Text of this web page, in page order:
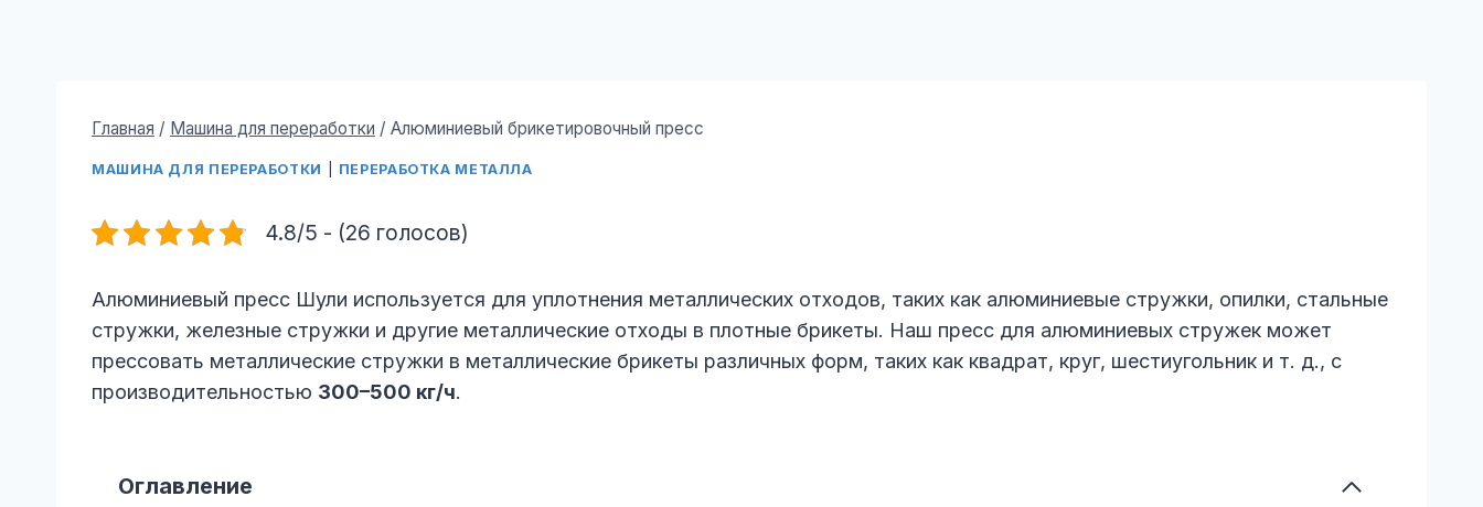
Главная / Машина для переработки / Алюминиевый брикетировочный пресс
МАШИНА ДЛЯ ПЕРЕРАБОТКИ ПЕРЕРАБОТКА МЕТАЛЛА
4.8/5 - (26 голосов)
Алюминиевый пресс Шули используется для уплотнения металлических отходов, таких как алюминиевые стружки, опилки, стальные
стружки, железные стружки и другие металлические отходы в плотные брикеты. Наш пресс для алюминиевых стружек может
прессовать металлические стружки в металлические брикеты различных форм, таких как квадрат, круг, шестиугольник и т. д., с
производительностью 300–500 кг/ч.
Оглавление